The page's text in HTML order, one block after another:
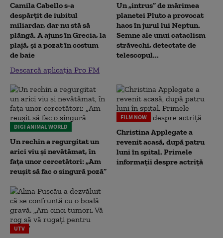
Camila Cabello s-a
despărțit de iubitul
miliardar, dar nu stă să
plângă. A ajuns în Grecia, la
plajă, și a pozat în costum
de baie
Descarcă aplicația Pro FM
Un „intrus” de mărimea
planetei Pluto a provocat
haos în jurul lui Neptun.
Semne ale unui cataclism
străvechi, detectate de
telescopul...
DIGI ANIMAL WORLD
Un rechin a regurgitat un
arici viu și nevătămat, în
fața unor cercetători: „Am
reușit să fac o singură poză”
FILM NOW
Christina Applegate a
revenit acasă, după patru
luni în spital. Primele
informații despre actriță
UTV